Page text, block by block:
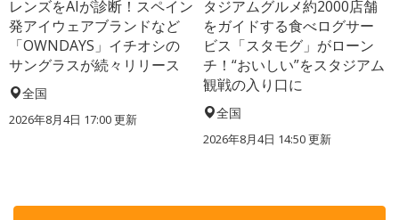
レンズをAIが診断！スペイン
発アイウェアブランドなど
「OWNDAYS」イチオシの
サングラスが続々リリース
全国
2026年8月4日 17:00更新
タジアムグルメ約2000店舗
をガイドする食べログサー
ビス「スタモグ」がローン
チ！“おいしい”をスタジアム
観戦の入り口に
全国
2026年8月4日 14:50更新